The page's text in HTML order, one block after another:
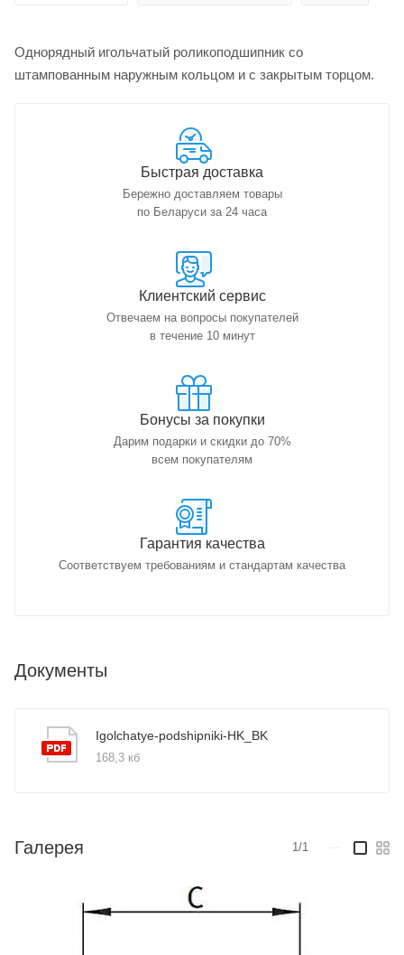
Однорядный игольчатый роликоподшипник со
штампованным наружным кольцом и с закрытым торцом.
Быстрая доставка
Бережно доставляем товары
по Беларуси за 24 часа
Клиентский сервис
Отвечаем на вопросы покупателей
в течение 10 минут
Бонусы за покупки
Дарим подарки и скидки до 70%
всем покупателям
Гарантия качества
Соответствуем требованиям и стандартам качества
Документы
Igolchatye-podshipniki-HK_BK
168,3 кб
Галерея 1/1